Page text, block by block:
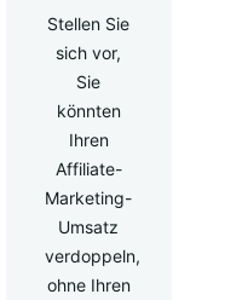
Stellen Sie
sich vor,
Sie
könnten
Ihren
Affiliate-
Marketing-
Umsatz
verdoppeln,
ohne Ihren